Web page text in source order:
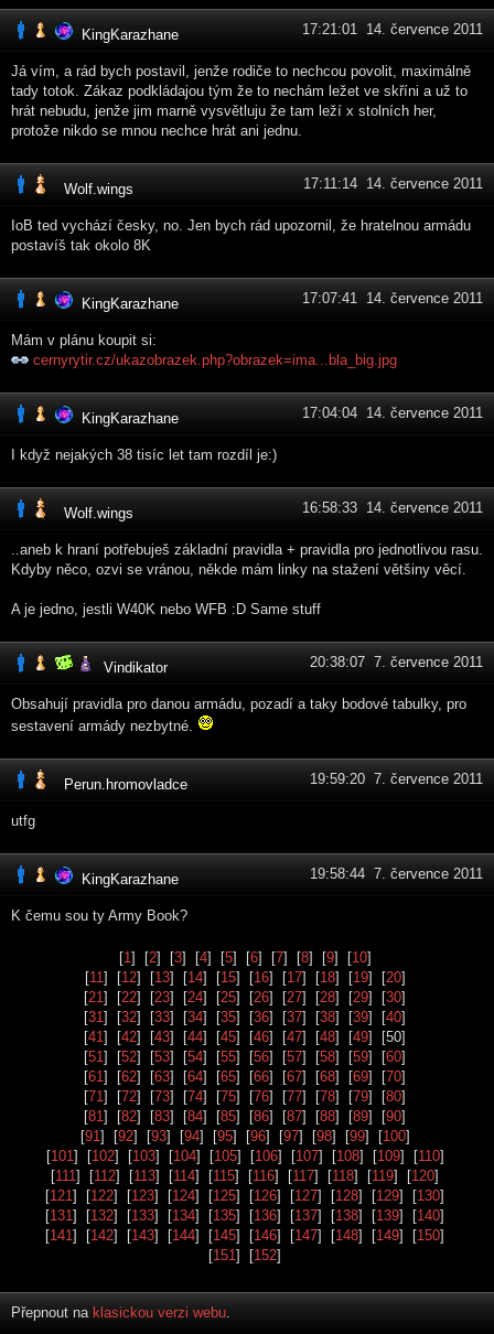
KingKarazhane 17:21:01 14. července 2011
Já vím, a rád bych postavil, jenže rodiče to nechcou povolit, maximálně
tady totok. Zákaz podkládajou tým že to nechám ležet ve skříni a už to
hrát nebudu, jenže jim marně vysvětluju že tam leží x stolních her,
protože nikdo se mnou nechce hrát ani jednu.
Wolf.wings 17:11:14 14. července 2011
IoB ted vychází česky, no. Jen bych rád upozornil, že hratelnou armádu
postavíš tak okolo 8K
KingKarazhane 17:07:41 14. července 2011
Mám v plánu koupit si:
cernyrytir.cz/ukazobrazek.php?obrazek=ima...bla_big.jpg
KingKarazhane 17:04:04 14. července 2011
I když nejakých 38 tisíc let tam rozdíl je:)
Wolf.wings 16:58:33 14. července 2011
..aneb k hraní potřebuješ základní pravidla + pravidla pro jednotlivou rasu.
Kdyby něco, ozvi se vránou, někde mám linky na stažení většiny věcí.
A je jedno, jestli W40K nebo WFB :D Same stuff
Vindikator 20:38:07 7. července 2011
Obsahují pravidla pro danou armádu, pozadí a taky bodové tabulky, pro
sestavení armády nezbytné.
Perun.hromovladce 19:59:20 7. července 2011
utfg
KingKarazhane 19:58:44 7. července 2011
K čemu sou ty Army Book?
[1] [2] [3] [4] [5] [6] [7] [8] [9] [10]
[11] [12] [13] [14] [15] [16] [17] [18] [19] [20]
[21] [22] [23] [24] [25] [26] [27] [28] [29] [30]
[31] [32] [33] [34] [35] [36] [37] [38] [39] [40]
[41] [42] [43] [44] [45] [46] [47] [48] [49] [50]
[51] [52] [53] [54] [55] [56] [57] [58] [59] [60]
[61] [62] [63] [64] [65] [66] [67] [68] [69] [70]
[71] [72] [73] [74] [75] [76] [77] [78] [79] [80]
[81] [82] [83] [84] [85] [86] [87] [88] [89] [90]
[91] [92] [93] [94] [95] [96] [97] [98] [99] [100]
[101] [102] [103] [104] [105] [106] [107] [108] [109] [110]
[111] [112] [113] [114] [115] [116] [117] [118] [119] [120]
[121] [122] [123] [124] [125] [126] [127] [128] [129] [130]
[131] [132] [133] [134] [135] [136] [137] [138] [139] [140]
[141] [142] [143] [144] [145] [146] [147] [148] [149] [150]
[151] [152]
Přepnout na klasickou verzi webu.